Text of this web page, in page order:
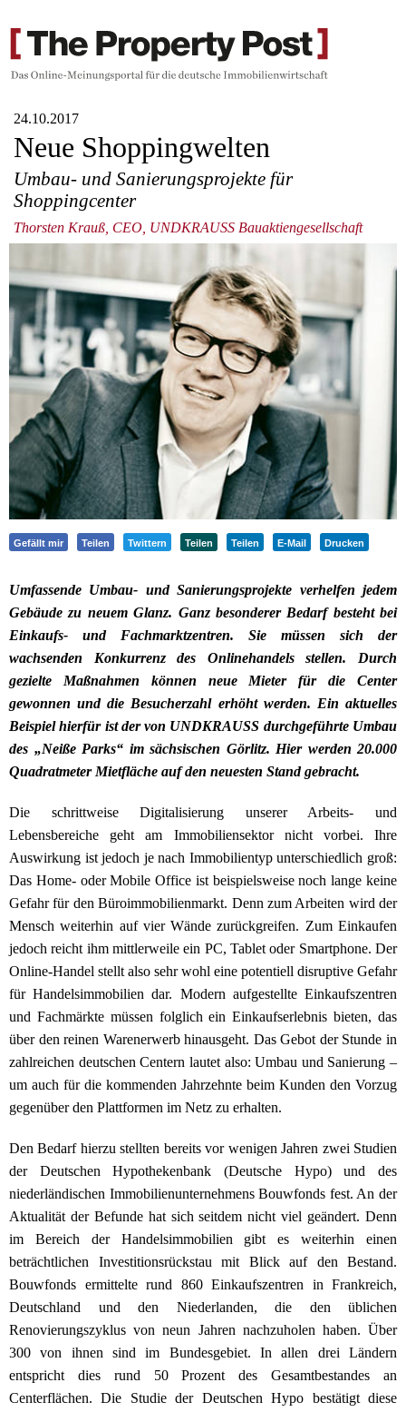
24.10.2017
Neue Shoppingwelten
Umbau- und Sanierungsprojekte für
Shoppingcenter
Thorsten Krauß, CEO, UNDKRAUSS Bauaktiengesellschaft
Gefällt mir Teilen Twittern Teilen Teilen E-Mail Drucken
Umfassende Umbau- und Sanierungsprojekte verhelfen jedem
Gebäude zu neuem Glanz. Ganz besonderer Bedarf besteht bei
Einkaufs- und Fachmarktzentren. Sie müssen sich der
wachsenden Konkurrenz des Onlinehandels stellen. Durch
gezielte Maßnahmen können neue Mieter für die Center
gewonnen und die Besucherzahl erhöht werden. Ein aktuelles
Beispiel hierfür ist der von UNDKRAUSS durchgeführte Umbau
des „Neiße Parks“ im sächsischen Görlitz. Hier werden 20.000
Quadratmeter Mietfläche auf den neuesten Stand gebracht.
Die schrittweise Digitalisierung unserer Arbeits- und
Lebensbereiche geht am Immobiliensektor nicht vorbei. Ihre
Auswirkung ist jedoch je nach Immobilientyp unterschiedlich groß:
Das Home- oder Mobile Office ist beispielsweise noch lange keine
Gefahr für den Büroimmobilienmarkt. Denn zum Arbeiten wird der
Mensch weiterhin auf vier Wände zurückgreifen. Zum Einkaufen
jedoch reicht ihm mittlerweile ein PC, Tablet oder Smartphone. Der
Online-Handel stellt also sehr wohl eine potentiell disruptive Gefahr
für Handelsimmobilien dar. Modern aufgestellte Einkaufszentren
und Fachmärkte müssen folglich ein Einkaufserlebnis bieten, das
über den reinen Warenerwerb hinausgeht. Das Gebot der Stunde in
zahlreichen deutschen Centern lautet also: Umbau und Sanierung –
um auch für die kommenden Jahrzehnte beim Kunden den Vorzug
gegenüber den Plattformen im Netz zu erhalten.
Den Bedarf hierzu stellten bereits vor wenigen Jahren zwei Studien
der Deutschen Hypothekenbank (Deutsche Hypo) und des
niederländischen Immobilienunternehmens Bouwfonds fest. An der
Aktualität der Befunde hat sich seitdem nicht viel geändert. Denn
im Bereich der Handelsimmobilien gibt es weiterhin einen
beträchtlichen Investitionsrückstau mit Blick auf den Bestand.
Bouwfonds ermittelte rund 860 Einkaufszentren in Frankreich,
Deutschland und den Niederlanden, die den üblichen
Renovierungszyklus von neun Jahren nachzuholen haben. Über
300 von ihnen sind im Bundesgebiet. In allen drei Ländern
entspricht dies rund 50 Prozent des Gesamtbestandes an
Centerflächen. Die Studie der Deutschen Hypo bestätigt diese